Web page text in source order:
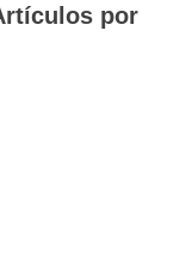
por